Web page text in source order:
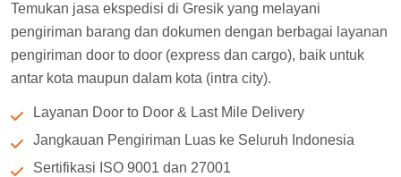
Temukan jasa ekspedisi di Gresik yang melayani
pengiriman barang dan dokumen dengan berbagai layanan
pengiriman door to door (express dan cargo), baik untuk
antar kota maupun dalam kota (intra city).
Layanan Door to Door & Last Mile Delivery
Jangkauan Pengiriman Luas ke Seluruh Indonesia
Sertifikasi ISO 9001 dan 27001